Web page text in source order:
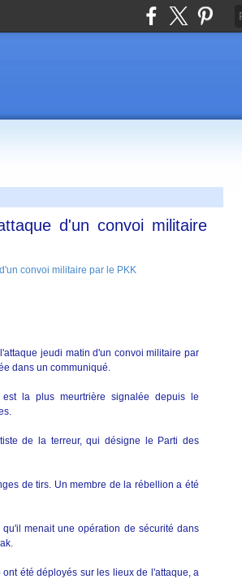
d'un convoi militaire
jeudi matin d'un convoi militaire par
dans un communiqué.
la plus meurtrière signalée depuis le
de la terreur, qui désigne le Parti des
de tirs. Un membre de la rébellion a été
menait une opération de sécurité dans
été déployés sur les lieux de l'attaque, a